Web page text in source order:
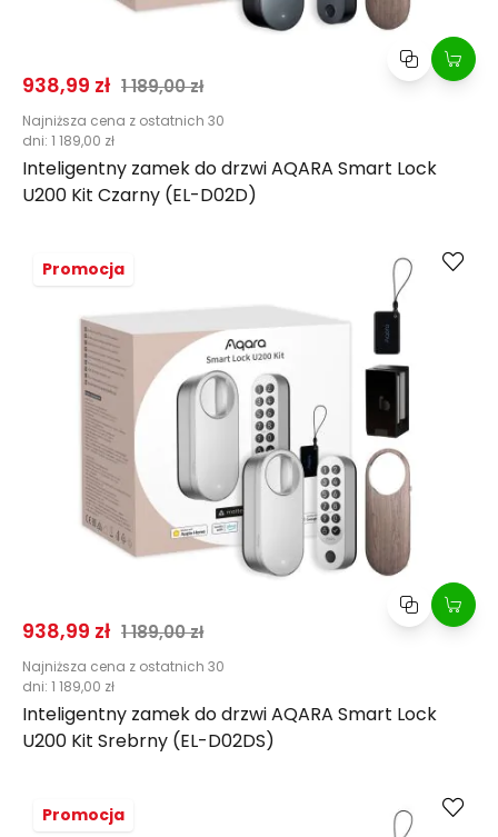
Cena promocyjna
938,99 zł Normalna cena
1 189,00 zł
Najniższa cena z ostatnich 30
dni: 1 189,00 zł
Inteligentny zamek do drzwi AQARA Smart Lock
U200 Kit Czarny (EL-D02D)
Promocja
Cena promocyjna
938,99 zł Normalna cena
1 189,00 zł
Najniższa cena z ostatnich 30
dni: 1 189,00 zł
Inteligentny zamek do drzwi AQARA Smart Lock
U200 Kit Srebrny (EL-D02DS)
Promocja